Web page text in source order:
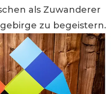
als Zuwanderer
zu begeistern.